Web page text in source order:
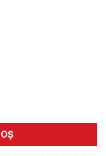
Weldtite